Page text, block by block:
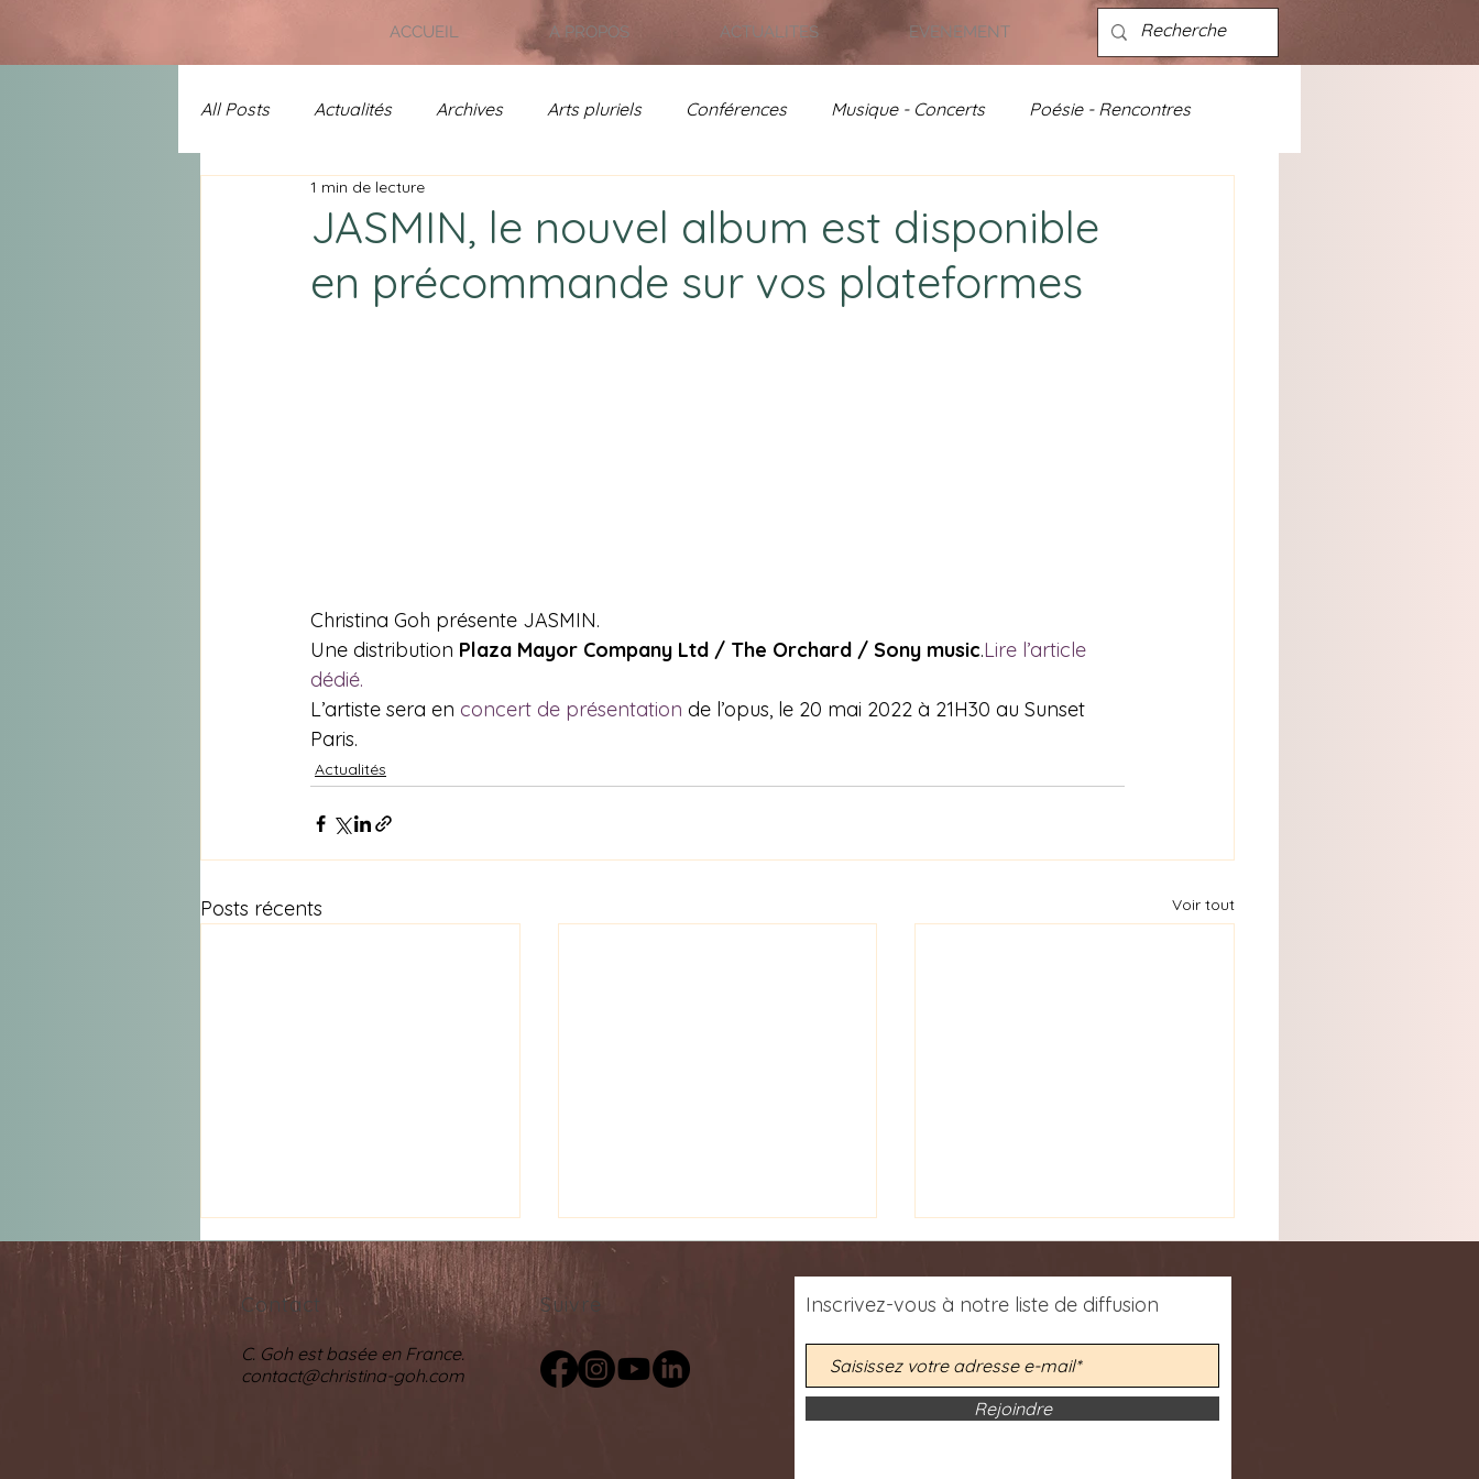
ACCUEIL A PROPOS ACTUALITES EVENEMENT
All Posts Actualités Archives Arts pluriels Conférences Musique - Concerts Poésie - Rencontres
Uncategorized Prix Chanson - Jardin de France
A l'affiche Spécial 25 ans - Archives
JASMIN, le nouvel album est disponible
en précommande sur vos plateformes
1 min de lecture
Christina Goh présente JASMIN.
Une distribution Plaza Mayor Company Ltd / The Orchard / Sony music.Lire l’article
dédié.
L’artiste sera en concert de présentation de l’opus, le 20 mai 2022 à 21H30 au Sunset
Paris.
Actualités
Posts récents Voir tout
Contact
C. Goh est basée en France.
contact@christina-goh.com
Suivre Inscrivez-vous à notre liste de diffusion
Rejoindre